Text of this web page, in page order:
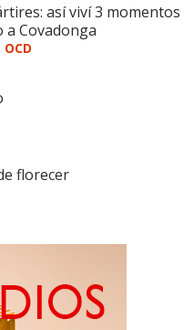
así viví 3 momentos
Covadonga
florecer